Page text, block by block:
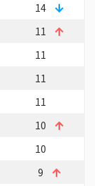
14
11
11
11
11
10
10
9